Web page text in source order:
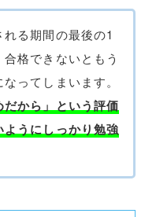
れる期間の最後の1
格できないともう
ってしまいます。
だから」という評価
ようにしっかり勉強